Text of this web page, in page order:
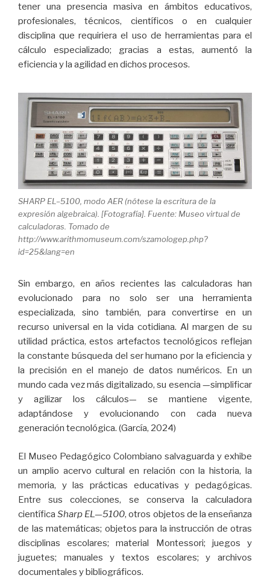
tener una presencia masiva en ámbitos educativos,
profesionales, técnicos, científicos o en cualquier
disciplina que requiriera el uso de herramientas para el
cálculo especializado; gracias a estas, aumentó la
eficiencia y la agilidad en dichos procesos.
SHARP EL–5100, modo AER (nótese la escritura de la
expresión algebraica). [Fotografía]. Fuente: Museo virtual de
calculadoras. Tomado de
http://www.arithmomuseum.com/szamologep.php?
id=25&lang=en
Sin embargo, en años recientes las calculadoras han
evolucionado para no solo ser una herramienta
especializada, sino también, para convertirse en un
recurso universal en la vida cotidiana. Al margen de su
utilidad práctica, estos artefactos tecnológicos reflejan
la constante búsqueda del ser humano por la eficiencia y
la precisión en el manejo de datos numéricos. En un
mundo cada vez más digitalizado, su esencia —simplificar
y agilizar los cálculos— se mantiene vigente,
adaptándose y evolucionando con cada nueva
generación tecnológica. (García, 2024)
El Museo Pedagógico Colombiano salvaguarda y exhibe
un amplio acervo cultural en relación con la historia, la
memoria, y las prácticas educativas y pedagógicas.
Entre sus colecciones, se conserva la calculadora
científicaSharp EL—5100, otros objetos de la enseñanza
de las matemáticas; objetos para la instrucción de otras
disciplinas escolares; material Montessori; juegos y
juguetes; manuales y textos escolares; y archivos
documentales y bibliográficos.